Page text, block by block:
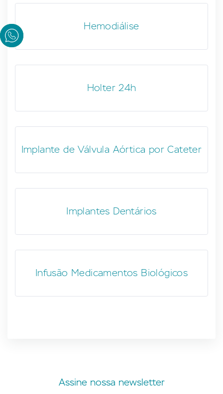
Hemodiálise
Holter 24h
Implante de Válvula Aórtica por Cateter
Implantes Dentários
Infusão Medicamentos Biológicos
Assine nossa newsletter